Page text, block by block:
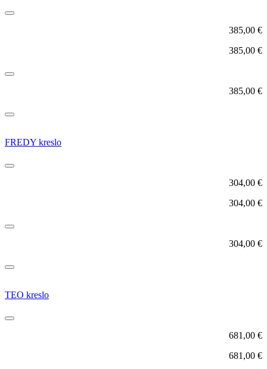
385,00 €
385,00 €
385,00 €
FREDY kreslo
304,00 €
304,00 €
304,00 €
TEO kreslo
681,00 €
681,00 €